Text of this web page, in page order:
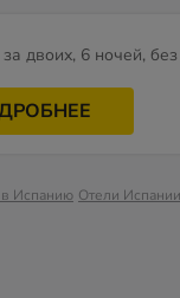
за двоих, 6 ночей,
в Испанию Отели Испании